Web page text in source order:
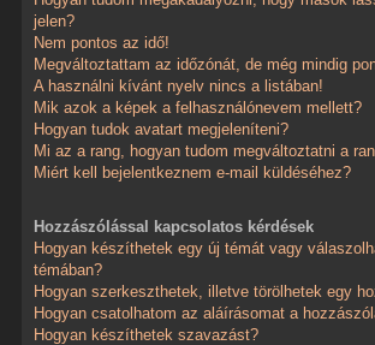
jelen?
Nem pontos az idő!
Megváltoztattam az időzónát, de még mindig
A használni kívánt nyelv nincs a listában!
Mik azok a képek a felhasználónevem mellett?
Hogyan tudok avatart megjeleníteni?
Mi az a rang, hogyan tudom megváltoztatni a
Miért kell bejelentkeznem e-mail küldéséhez?
Hozzászólással kapcsolatos kérdések
Hogyan készíthetek egy új témát vagy
témában?
Hogyan szerkeszthetek, illetve törölhetek egy
Hogyan csatolhatom az aláírásomat a
Hogyan készíthetek szavazást?